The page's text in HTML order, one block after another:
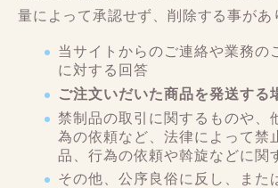
量によって承認せず、削除する事があ
当サイトからのご連絡や業務の
に対する回答
ご注文いだいた商品を発送する
禁制品の取引に関するものや、
為の依頼など、法律によって禁
品、行為の依頼や斡旋などに関
その他、公序良俗に反し、また